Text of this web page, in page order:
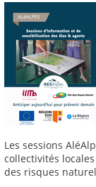
Les sessions
collectivités
des risques